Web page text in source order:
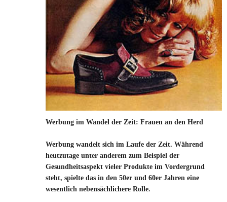
Werbung im Wandel der Zeit: Frauen an den Herd
Werbung wandelt sich im Laufe der Zeit. Während
heutzutage unter anderem zum Beispiel der
Gesundheitsaspekt vieler Produkte im Vordergrund
steht, spielte das in den 50er und 60er Jahren eine
wesentlich nebensächlichere Rolle.